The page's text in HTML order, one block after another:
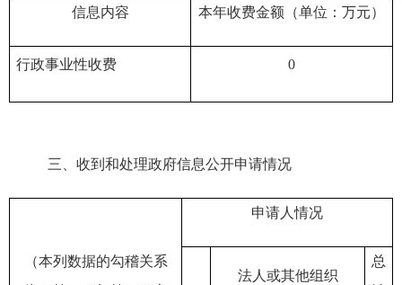
信息内容 本年收费金额（单位：万元）
行政事业性收费 0
三、 收到和处理政府信息公开申请情况
（本列数据的勾稽关系
申请人情况
法人或其他组织
总